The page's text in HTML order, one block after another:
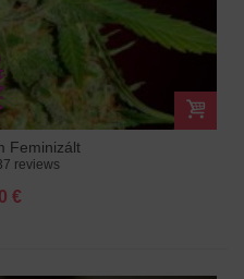
Feminizált
reviews
€